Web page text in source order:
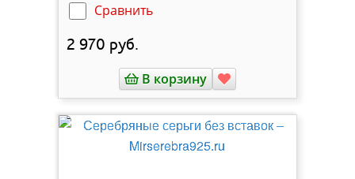
Сравнить
2 970 руб.
В корзину